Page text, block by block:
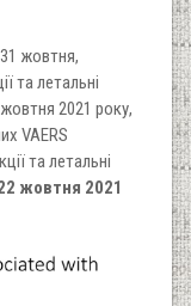
жовтня,
та летальні
2021 року,
VAERS
та летальні
жовтня 2021